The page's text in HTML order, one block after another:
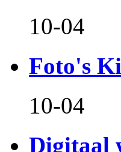
10-04
Foto's
10-04
Digitaal